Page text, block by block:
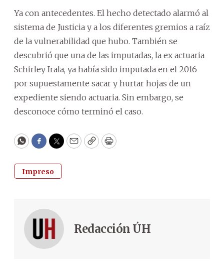
Ya con antecedentes. El hecho detectado alarmó al
sistema de Justicia y a los diferentes gremios a raíz
de la vulnerabilidad que hubo. También se
descubrió que una de las imputadas, la ex actuaria
Schirley Irala, ya había sido imputada en el 2016
por supuestamente sacar y hurtar hojas de un
expediente siendo actuaria. Sin embargo, se
desconoce cómo terminó el caso.
WhatsApp
Facebook
Twitter
EmailCopyPrint
Impreso
Redacción ÚH